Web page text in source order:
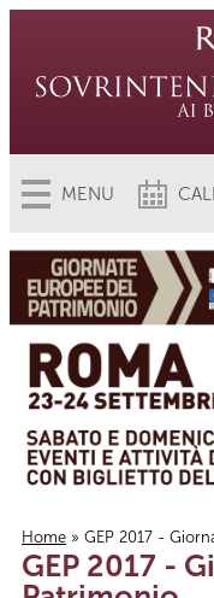
MENU
Tu sei qui
Home » GEP 2017 -
GEP 2017 -